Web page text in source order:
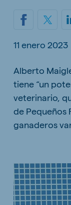
11 enero 2023
Alberto
tiene “un
veterinario,
de Pequeños
ganaderos